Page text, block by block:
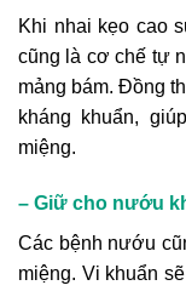
Khi nhai kẹo cao
cũng là cơ chế tự
mảng bám. Đồng
kháng khuẩn,
miệng.
– Giữ cho nướu
Các bệnh nướu
miệng. Vi khuẩn